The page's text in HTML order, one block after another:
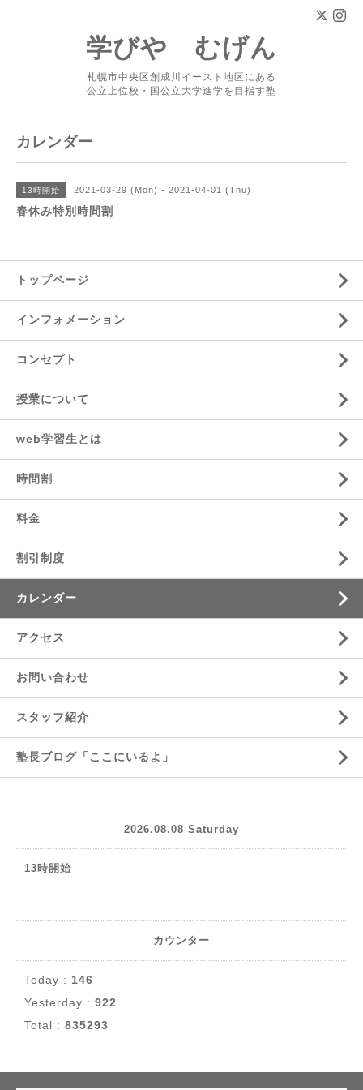
学びや むげん
札幌市中央区創成川イースト地区にある
公立上位校・国公立大学進学を目指す塾
カレンダー
13時開始 2021-03-29 (Mon) - 2021-04-01 (Thu)
春休み特別時間割
トップページ
インフォメーション
コンセプト
授業について
web学習生とは
時間割
料金
割引制度
カレンダー
アクセス
お問い合わせ
スタッフ紹介
塾長ブログ「ここにいるよ」
2026.08.08 Saturday
13時開始
カウンター
Today : 146
Yesterday : 922
Total : 835293